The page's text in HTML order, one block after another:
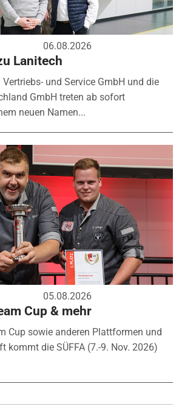
06.08.2026
Lanitech
und Service GmbH und die
GmbH treten ab sofort
neuen Namen...
05.08.2026
Cup & mehr
Cup sowie anderen Plattformen und
kommt die SÜFFA (7.-9. Nov. 2026)